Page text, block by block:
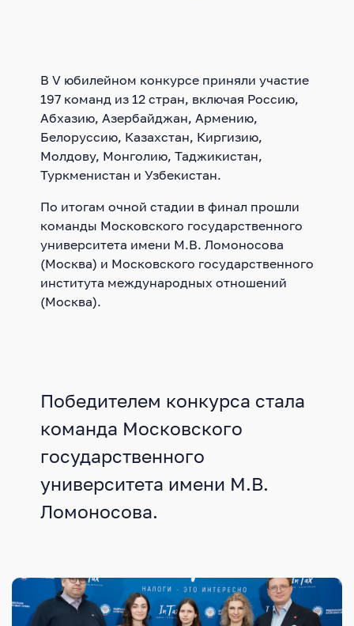
В V юбилейном конкурсе приняли участие
197 команд из 12 стран, включая Россию,
Абхазию, Азербайджан, Армению,
Белоруссию, Казахстан, Киргизию,
Молдову, Монголию, Таджикистан,
Туркменистан и Узбекистан.
По итогам очной стадии в финал прошли
команды Московского государственного
университета имени М.В. Ломоносова
(Москва) и Московского государственного
института международных отношений
(Москва).
Победителем конкурса стала
команда Московского
государственного
университета имени М.В.
Ломоносова.